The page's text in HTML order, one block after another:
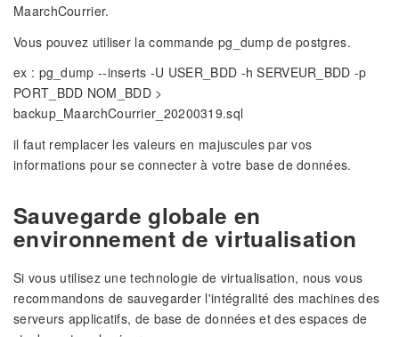
MaarchCourrier.
Vous pouvez utiliser la commande pg_dump de postgres.
ex : pg_dump --inserts -U USER_BDD -h SERVEUR_BDD -p
PORT_BDD NOM_BDD >
backup_MaarchCourrier_20200319.sql
il faut remplacer les valeurs en majuscules par vos
informations pour se connecter à votre base de données.
Sauvegarde globale en
environnement de virtualisation
Si vous utilisez une technologie de virtualisation, nous vous
recommandons de sauvegarder l'intégralité des machines des
serveurs applicatifs, de base de données et des espaces de